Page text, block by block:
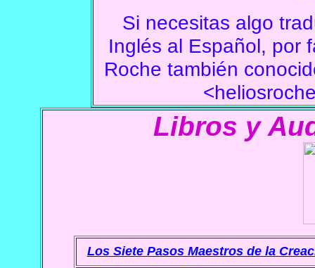
Si necesitas algo
Inglés al Español, por
Roche también
Libros y
Los Siete Pasos Maestros de la